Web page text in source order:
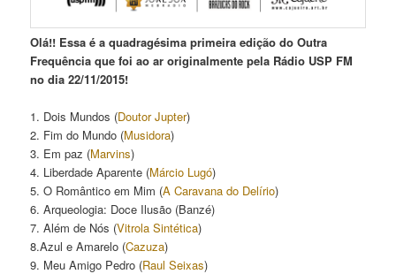
Olá!! Essa é a quadragésima primeira edição do Outra
Frequência que foi ao ar originalmente pela Rádio USP FM
no dia 22/11/2015!
1. Dois Mundos (Doutor Jupter)
2. Fim do Mundo (Musidora)
3. Em paz (Marvins)
4. Liberdade Aparente (Márcio Lugó)
5. O Romântico em Mim (A Caravana do Delírio)
6. Arqueologia: Doce Ilusão (Banzé)
7. Além de Nós (Vitrola Sintética)
8.Azul e Amarelo (Cazuza)
9. Meu Amigo Pedro (Raul Seixas)